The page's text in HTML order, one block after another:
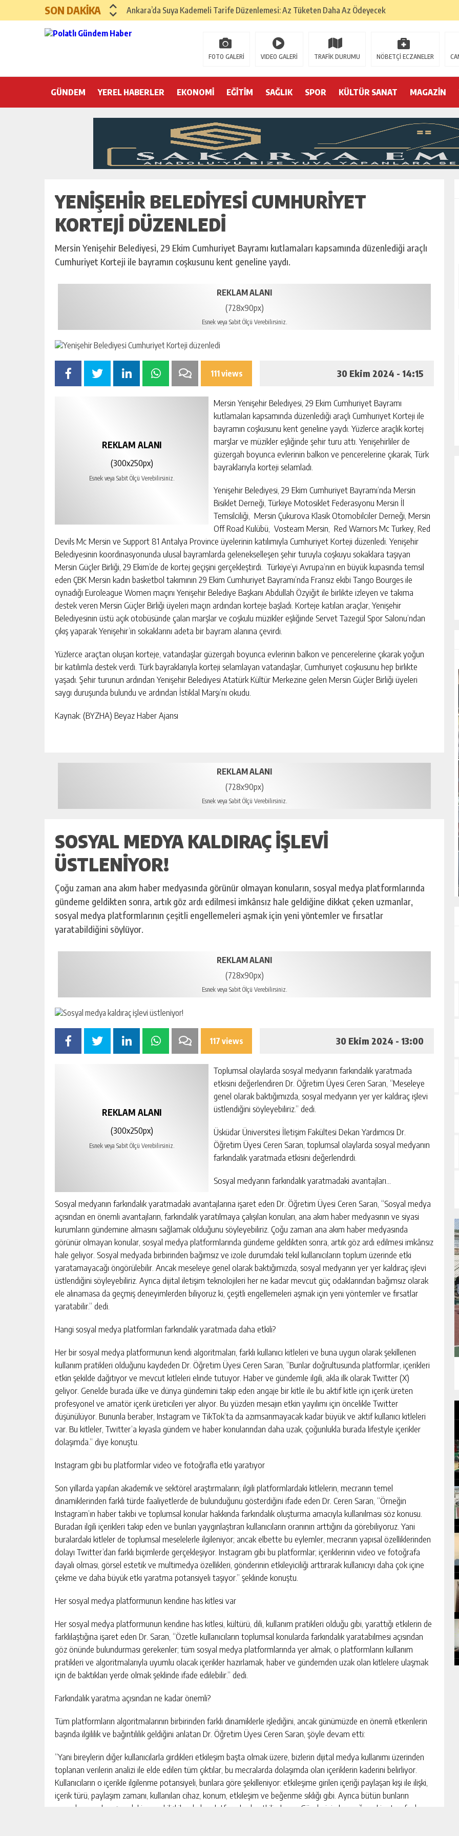
SON DAKİKA
Ankara’da Suya Kademeli Tarife Düzenlemesi: Az Tüketen Daha Az Ödeyecek
Yılın Gastronomi İlçesi Haymana
Polatlı Sakarya Köyü’nde Kırım Tatarlarının Tepreş Coşkusu
Hayri Kozanoğlu… Erdoğan’ın 3 devri
Saray makyaj tutmaz
Seçmeli demokrasi: Kimine şeker, kimine zehir
FOTO GALERİ VIDEO GALERİ TRAFİK DURUMU NÖBETÇİ ECZANELER
GÜNDEM YEREL HABERLER EKONOMİ EĞİTİM SAĞLIK SPOR KÜLTÜR SANAT MAGAZİN
YENIŞEHIR BELEDIYESI CUMHURIYET
KORTEJI DÜZENLEDI
Mersin Yenişehir Belediyesi, 29 Ekim Cumhuriyet Bayramı kutlamaları kapsamında düzenlediği araçlı
Cumhuriyet Korteji ile bayramın coşkusunu kent geneline yaydı.
REKLAM ALANI
(728x90px)
Esnek veya Sabit Ölçü Verebilirsiniz.
111 views 30 Ekim 2024 - 14:15
REKLAM ALANI
(300x250px)
Esnek veya Sabit Ölçü Verebilirsiniz.
Mersin Yenişehir Belediyesi, 29 Ekim Cumhuriyet Bayramı
kutlamaları kapsamında düzenlediği araçlı Cumhuriyet Korteji ile
bayramın coşkusunu kent geneline yaydı. Yüzlerce araçlık kortej
marşlar ve müzikler eşliğinde şehir turu attı. Yenişehirliler de
güzergah boyunca evlerinin balkon ve pencerelerine çıkarak, Türk
bayraklarıyla korteji selamladı.
Yenişehir Belediyesi, 29 Ekim Cumhuriyet Bayramı’nda Mersin
Bisiklet Derneği, Türkiye Motosiklet Federasyonu Mersin İl
Temsilciliği, Mersin Çukurova Klasik Otomobilciler Derneği, Mersin
Off Road Kulübü, Vosteam Mersin, Red Warrıors Mc Turkey, Red
Devils Mc Mersin ve Support 81 Antalya Province üyelerinin katılımıyla Cumhuriyet Korteji düzenledi. Yenişehir
Belediyesinin koordinasyonunda ulusal bayramlarda gelenekselleşen şehir turuyla coşkuyu sokaklara taşıyan
Mersin Güçler Birliği, 29 Ekim’de de kortej geçişini gerçekleştirdi. Türkiye’yi Avrupa’nın en büyük kupasında temsil
eden ÇBK Mersin kadın basketbol takımının 29 Ekim Cumhuriyet Bayramı’nda Fransız ekibi Tango Bourges ile
oynadığı Euroleague Women maçını Yenişehir Belediye Başkanı Abdullah Özyiğit ile birlikte izleyen ve takıma
destek veren Mersin Güçler Birliği üyeleri maçın ardından korteje başladı. Korteje katılan araçlar, Yenişehir
Belediyesinin üstü açık otobüsünde çalan marşlar ve coşkulu müzikler eşliğinde Servet Tazegül Spor Salonu’ndan
çıkış yaparak Yenişehir’in sokaklarını adeta bir bayram alanına çevirdi.
Yüzlerce araçtan oluşan korteje, vatandaşlar güzergah boyunca evlerinin balkon ve pencerelerine çıkarak yoğun
bir katılımla destek verdi. Türk bayraklarıyla korteji selamlayan vatandaşlar, Cumhuriyet coşkusunu hep birlikte
yaşadı. Şehir turunun ardından Yenişehir Belediyesi Atatürk Kültür Merkezine gelen Mersin Güçler Birliği üyeleri
saygı duruşunda bulundu ve ardından İstiklal Marşı’nı okudu.
Kaynak: (BYZHA) Beyaz Haber Ajansı
REKLAM ALANI
(728x90px)
Esnek veya Sabit Ölçü Verebilirsiniz.
SOSYAL MEDYA KALDIRAÇ IŞLEVI
ÜSTLENIYOR!
Çoğu zaman ana akım haber medyasında görünür olmayan konuların, sosyal medya platformlarında
gündeme geldikten sonra, artık göz ardı edilmesi imkânsız hale geldiğine dikkat çeken uzmanlar,
sosyal medya platformlarının çeşitli engellemeleri aşmak için yeni yöntemler ve fırsatlar
yaratabildiğini söylüyor.
REKLAM ALANI
(728x90px)
Esnek veya Sabit Ölçü Verebilirsiniz.
117 views 30 Ekim 2024 - 13:00
REKLAM ALANI
(300x250px)
Esnek veya Sabit Ölçü Verebilirsiniz.
Toplumsal olaylarda sosyal medyanın farkındalık yaratmada
etkisini değerlendiren Dr. Öğretim Üyesi Ceren Saran, “Meseleye
genel olarak baktığımızda, sosyal medyanın yer yer kaldıraç işlevi
üstlendiğini söyleyebiliriz.” dedi.
Üsküdar Üniversitesi İletişim Fakültesi Dekan Yardımcısı Dr.
Öğretim Üyesi Ceren Saran, toplumsal olaylarda sosyal medyanın
farkındalık yaratmada etkisini değerlendirdi.
Sosyal medyanın farkındalık yaratmadaki avantajları…
Sosyal medyanın farkındalık yaratmadaki avantajlarına işaret eden Dr. Öğretim Üyesi Ceren Saran, “Sosyal medya
açısından en önemli avantajların, farkındalık yaratılmaya çalışılan konuları, ana akım haber medyasının ve siyasi
kurumların gündemine almasını sağlamak olduğunu söyleyebiliriz. Çoğu zaman ana akım haber medyasında
görünür olmayan konular, sosyal medya platformlarında gündeme geldikten sonra, artık göz ardı edilmesi imkânsız
hale geliyor. Sosyal medyada birbirinden bağımsız ve izole durumdaki tekil kullanıcıların toplum üzerinde etki
yaratamayacağı öngörülebilir. Ancak meseleye genel olarak baktığımızda, sosyal medyanın yer yer kaldıraç işlevi
üstlendiğini söyleyebiliriz. Ayrıca dijital iletişim teknolojileri her ne kadar mevcut güç odaklarından bağımsız olarak
ele alınamasa da geçmiş deneyimlerden biliyoruz ki, çeşitli engellemeleri aşmak için yeni yöntemler ve fırsatlar
yaratabilir.” dedi.
Hangi sosyal medya platformları farkındalık yaratmada daha etkili?
Her bir sosyal medya platformunun kendi algoritmaları, farklı kullanıcı kitleleri ve buna uygun olarak şekillenen
kullanım pratikleri olduğunu kaydeden Dr. Öğretim Üyesi Ceren Saran, “Bunlar doğrultusunda platformlar, içerikleri
etkin şekilde dağıtıyor ve mevcut kitleleri elinde tutuyor. Haber ve gündemle ilgili, akla ilk olarak Twitter (X)
geliyor. Genelde burada ülke ve dünya gündemini takip eden angaje bir kitle ile bu aktif kitle için içerik üreten
profesyonel ve amatör içerik üreticileri yer alıyor. Bu yüzden mesajın etkin yayılımı için öncelikle Twitter
düşünülüyor. Bununla beraber, Instagram ve TikTok’ta da azımsanmayacak kadar büyük ve aktif kullanıcı kitleleri
var. Bu kitleler, Twitter’a kıyasla gündem ve haber konularından daha uzak, çoğunlukla burada lifestyle içerikler
dolaşımda.” diye konuştu.
Instagram gibi bu platformlar video ve fotoğrafla etki yaratıyor
Son yıllarda yapılan akademik ve sektörel araştırmaların; ilgili platformlardaki kitlelerin, mecranın temel
dinamiklerinden farklı türde faaliyetlerde de bulunduğunu gösterdiğini ifade eden Dr. Ceren Saran, “Örneğin
Instagram’ın haber takibi ve toplumsal konular hakkında farkındalık oluşturma amacıyla kullanılması söz konusu.
Buradan ilgili içerikleri takip eden ve bunları yaygınlaştıran kullanıcıların oranının arttığını da görebiliyoruz. Yani
buralardaki kitleler de toplumsal meselelerle ilgileniyor; ancak elbette bu eylemler, mecranın yapısal özelliklerinden
dolayı Twitter’dan farklı biçimlerde gerçekleşiyor. Instagram gibi bu platformlar; içeriklerinin video ve fotoğrafa
dayalı olması, görsel estetik ve multimedya özellikleri, gönderinin etkileyiciliği arttırarak kullanıcıyı daha çok içine
çekme ve daha büyük etki yaratma potansiyeli taşıyor.” şeklinde konuştu.
Her sosyal medya platformunun kendine has kitlesi var
Her sosyal medya platformunun kendine has kitlesi, kültürü, dili, kullanım pratikleri olduğu gibi, yarattığı etkilerin de
farklılaştığına işaret eden Dr. Saran, “Özetle kullanıcıların toplumsal konularda farkındalık yaratabilmesi açısından
göz önünde bulundurması gerekenler; tüm sosyal medya platformlarında yer almak, o platformların kullanım
pratikleri ve algoritmalarıyla uyumlu olacak içerikler hazırlamak, haber ve gündemden uzak olan kitlelere ulaşmak
için de baktıkları yerde olmak şeklinde ifade edilebilir.” dedi.
Farkındalık yaratma açısından ne kadar önemli?
Tüm platformların algoritmalarının birbirinden farklı dinamiklerle işlediğini, ancak günümüzde en önemli etkenlerin
başında ilgililik ve bağıntılılık geldiğini anlatan Dr. Öğretim Üyesi Ceren Saran, şöyle devam etti:
“Yani bireylerin diğer kullanıcılarla girdikleri etkileşim başta olmak üzere, bizlerin dijital medya kullanımı üzerinden
toplanan verilerin analizi ile elde edilen tüm çıktılar, bu mecralarda dolaşımda olan içeriklerin kaderini belirliyor.
Kullanıcıların o içerikle ilgilenme potansiyeli, bunlara göre şekilleniyor: etkileşime girilen içeriği paylaşan kişi ile ilişki,
içerik türü, paylaşım zamanı, kullanılan cihaz, konum, etkileşim ve beğenme sıklığı gibi. Ayrıca bütün bunların
yanında gerçek yaşamdaki sosyal ilişkiler de bu platformlarda etkili oluyor. Gönderinin kaynağı ve kim tarafından